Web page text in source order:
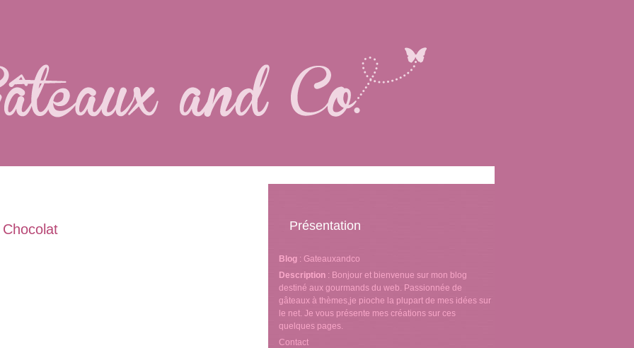
Présentation
Blog : Gateauxandco
Description : Bonjour et bienvenue sur mon blog
destiné aux gourmands du web. Passionnée de
gâteaux à thèmes,je pioche la plupart de mes idées sur
le net. Je vous présente mes créations sur ces
quelques pages.
Contact